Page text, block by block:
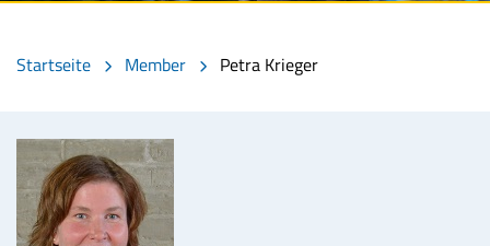
Startseite Member Petra Krieger